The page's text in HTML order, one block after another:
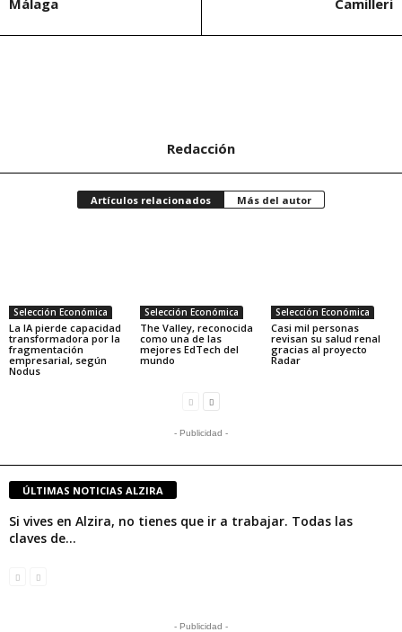
Málaga Camilleri
Redacción
Artículos relacionados Más del autor
Selección Económica
La IA pierde capacidad
transformadora por la
fragmentación
empresarial, según
Nodus
Selección Económica
The Valley, reconocida
como una de las
mejores EdTech del
mundo
Selección Económica
Casi mil personas
revisan su salud renal
gracias al proyecto
Radar
- Publicidad -
ÚLTIMAS NOTICIAS ALZIRA
Si vives en Alzira, no tienes que ir a trabajar. Todas las
claves de...
- Publicidad -